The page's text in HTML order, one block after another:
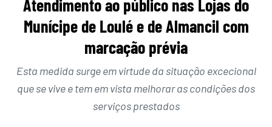
Atendimento ao público nas Lojas do
Munícipe de Loulé e de Almancil com
marcação prévia
Esta medida surge em virtude da situação excecional
que se vive e tem em vista melhorar as condições dos
serviços prestados